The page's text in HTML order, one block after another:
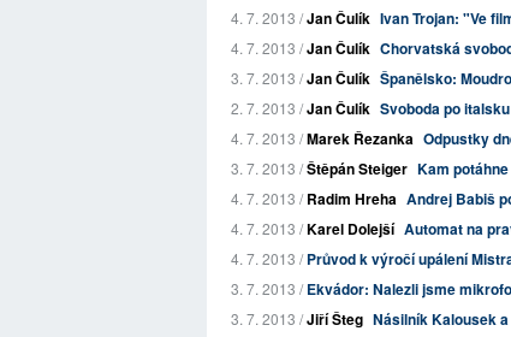
4. 7. 2013 /Jan Čulík Ivan Trojan: "Ve
4. 7. 2013 /Jan Čulík Chorvatská
3. 7. 2013 /Jan Čulík Španělsko:
2. 7. 2013 /Jan Čulík Svoboda po italsku
4. 7. 2013 /Marek Řezanka Odpustky
3. 7. 2013 /Štěpán Steiger Kam
4. 7. 2013 /Radim Hreha Andrej Babiš
4. 7. 2013 /Karel Dolejší Automat na
4. 7. 2013 /Průvod k výročí upálení
3. 7. 2013 /Ekvádor: Nalezli jsme
3. 7. 2013 /Jiří Šteg Násilník Kalousek